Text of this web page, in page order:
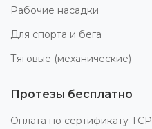
Рабочие насадки
Для спорта и бега
Тяговые (механические)
Протезы бесплатно
Оплата по сертификату ТСР